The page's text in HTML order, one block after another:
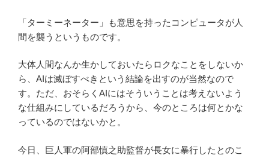
「ターミーネーター」も意思を持ったコンピュータが人
間を襲うというものです。
大体人間なんか生かしておいたらロクなことをしないか
ら、AIは滅ぼすべきという結論を出すのが当然なので
す。ただ、おそらくAIにはそういうことは考えないよう
な仕組みにしているだろうから、今のところは何とかな
っているのではないかと。
今日、巨人軍の阿部慎之助監督が長女に暴行したとのこ